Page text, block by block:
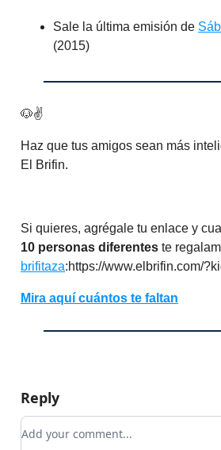
Sale la última emisión de
(2015)
🐶✌️
Haz que tus amigos sean más
El Brifin.
Si quieres, agrégale tu enlace y
10 personas diferentes te
brifitaza:https://www.elbrifin.com/
Mira aquí cuántos te faltan
Reply
Add your comment